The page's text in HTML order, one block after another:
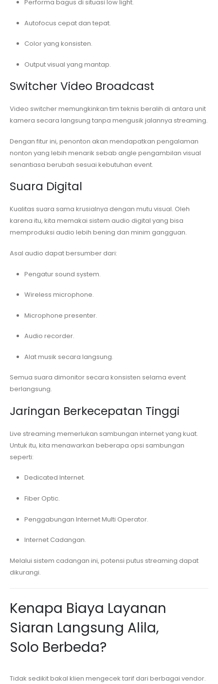
Performa bagus di situasi low light.
Autofocus cepat dan tepat.
Color yang konsisten.
Output visual yang mantap.
Switcher Video Broadcast
Video switcher memungkinkan tim teknis beralih di antara unit
kamera secara langsung tanpa mengusik jalannya streaming.
Dengan fitur ini, penonton akan mendapatkan pengalaman
nonton yang lebih menarik sebab angle pengambilan visual
senantiasa berubah sesuai kebutuhan event.
Suara Digital
Kualitas suara sama krusialnya dengan mutu visual. Oleh
karena itu, kita memakai sistem audio digital yang bisa
memproduksi audio lebih bening dan minim gangguan.
Asal audio dapat bersumber dari:
Pengatur sound system.
Wireless microphone.
Microphone presenter.
Audio recorder.
Alat musik secara langsung.
Semua suara dimonitor secara konsisten selama event
berlangsung.
Jaringan Berkecepatan Tinggi
Live streaming memerlukan sambungan internet yang kuat.
Untuk itu, kita menawarkan beberapa opsi sambungan
seperti:
Dedicated Internet.
Fiber Optic.
Penggabungan Internet Multi Operator.
Internet Cadangan.
Melalui sistem cadangan ini, potensi putus streaming dapat
dikurangi.
Kenapa Biaya Layanan
Siaran Langsung Alila,
Solo Berbeda?
Tidak sedikit bakal klien mengecek tarif dari berbagai vendor.